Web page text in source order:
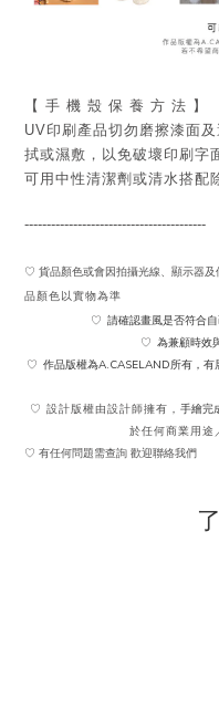
【 手 機 殼 保 養 方 法 】
UV印刷產品切勿磨擦漆面及
拭或濕敷，以免破壞印刷字
可用中性清潔劑或清水搭配
-----------------------------------------
♡ 貨品顏色或會因拍攝光線、顯示器及
品顏色以實物為準
♡ 請確認畫風是否符合
♡ 為兼顧時效
♡ 作品版權為A.CASELAND所有，
♡ 設計版權由設計師擁有， 手繪完
於任何商業用途
♡ 有任何問題需查詢 歡迎聯絡我們